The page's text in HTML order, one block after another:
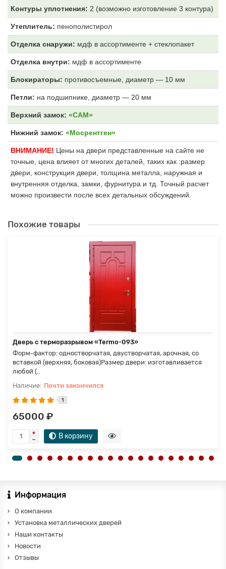
Контуры уплотнения: 2 (возможно изготовление 3 контура)
Утеплитель: пенополистирол
Отделка снаружи: мдф в ассортименте + стеклопакет
Отделка внутри: мдф в ассортименте
Блокираторы: противосъемные, диаметр — 10 мм
Петли: на подшипнике, диаметр — 20 мм
Верхний замок: «САМ»
Нижний замок: «Мосрентген»
ВНИМАНИЕ! Цены на двери представленные на сайте не
точные, цена влияет от многих деталей, таких как :размер
двери, конструкция двери, толщина металла, наружная и
внутренняя отделка, замки, фурнитура и тд. Точный расчет
можно произвести после всех детальных обсуждений.
Похожие товары
Дверь с терморазрывом «Termo-093»
Форм-фактор: одностворчатая, двустворчатая, арочная, со
вставкой (верхняя, боковая)Размер двери: изготавливается
любой (..
Почти закончился
1
65000 ₽
В корзину
Информация
О компании
Установка металлических дверей
Наши контакты
Новости
Отзывы